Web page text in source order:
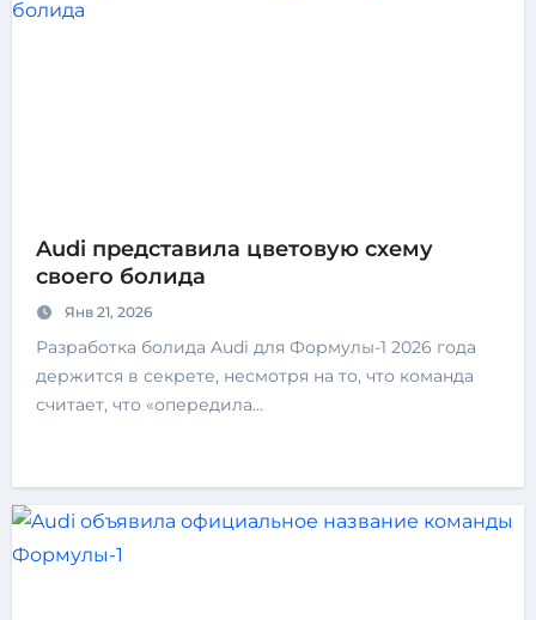
Audi представила цветовую схему
своего болида
Янв 21, 2026
Разработка болида Audi для Формулы-1 2026 года
держится в секрете, несмотря на то, что команда
считает, что «опередила…